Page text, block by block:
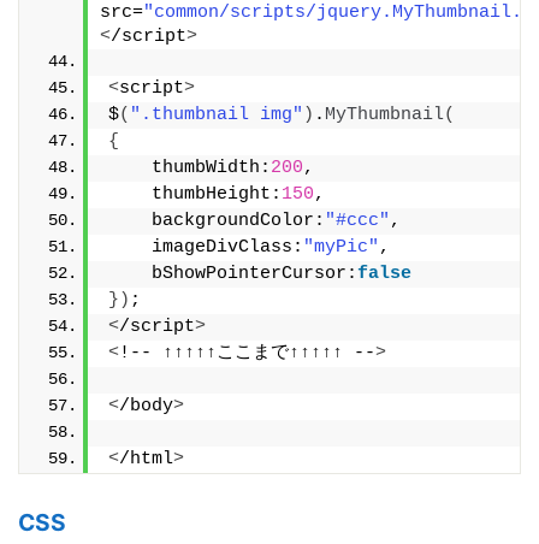
src="common/scripts/
</script>
<script>
$( ".thumbnail img" ) . MyThumbnail(
{
    thumbWidth:
200,
    thumbHeight:
150,
    backgroundColor:
"#ccc" ,
    imageDivClass:
"myPic" ,
    bShowPointerCursor:
false
}) ;
</script>
<!-- ↑↑↑↑↑ここまで↑↑↑↑↑ -->
</body>
</html>
CSS